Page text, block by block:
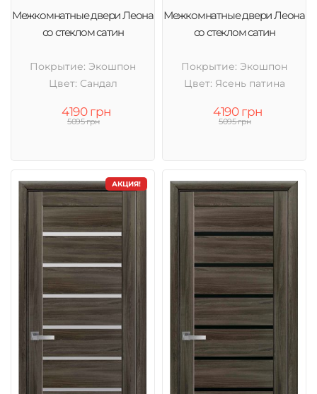
Межкомнатные двери Леона
со стеклом сатин
Покрытие: Экошпон
Цвет: Сандал
4190 грн
5095 грн
Межкомнатные двери Леона
со стеклом сатин
Покрытие: Экошпон
Цвет: Ясень патина
4190 грн
5095 грн
АКЦИЯ!